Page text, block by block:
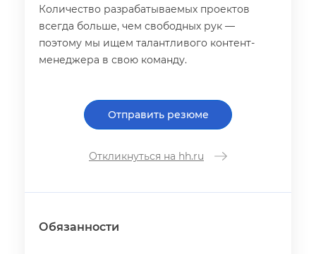
Количество разрабатываемых проекто
сегда больше, чем свободных рук —
поэтому мы ищем талантливого контент-
менеджера в свою команду.
Отправить резюме
Откликнуться на hh.ru
Обязанности